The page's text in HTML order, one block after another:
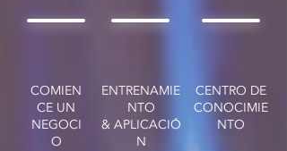
COMIEN
CE UN
NEGOCI
O
ENTRENAMIE
NTO
& APLICACIÓ
N
CENTRO DE
CONOCIMIE
NTO